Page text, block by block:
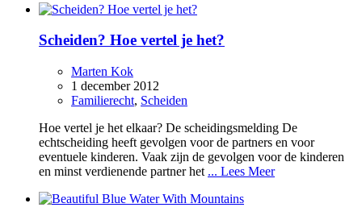
Scheiden? Hoe vertel je het?
Marten Kok
1 december 2012
Familierecht, Scheiden
Hoe vertel je het elkaar? De scheidingsmelding De
echtscheiding heeft gevolgen voor de partners en voor
eventuele kinderen. Vaak zijn de gevolgen voor de kinderen
en minst verdienende partner het ... Lees Meer